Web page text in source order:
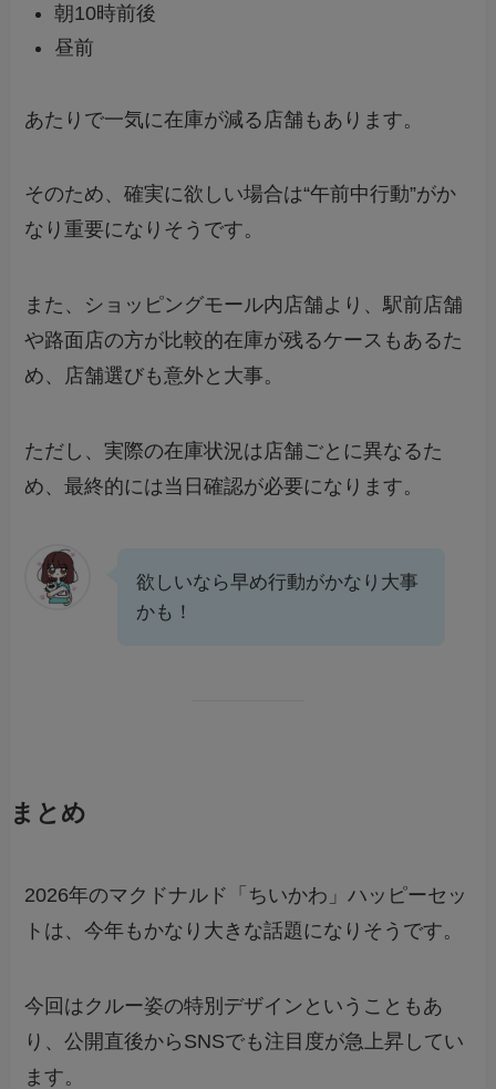
朝10時前後
昼前
あたりで一気に在庫が減る店舗もあります。
そのため、確実に欲しい場合は“午前中行動”がか
なり重要になりそうです。
また、ショッピングモール内店舗より、駅前店舗
や路面店の方が比較的在庫が残るケースもあるた
め、店舗選びも意外と大事。
ただし、実際の在庫状況は店舗ごとに異なるた
め、最終的には当日確認が必要になります。
欲しいなら早め行動がかなり大事
かも！
まとめ
2026年のマクドナルド「ちいかわ」ハッピーセッ
トは、今年もかなり大きな話題になりそうです。
今回はクルー姿の特別デザインということもあ
り、公開直後からSNSでも注目度が急上昇してい
ます。